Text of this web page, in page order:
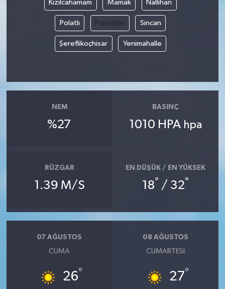
Kızılcahamam Mamak Nallıhan
Polatlı Pursaklar Sincan
Şereflikoçhisar Yenimahalle
NEM
%27
BASINÇ
1010 HPA hpa
RÜZGAR
1.39 M/S
EN DÜŞÜK / EN YÜKSEK
18° / 32°
07 AĞUSTOS
CUMA
26°
08 AĞUSTOS
CUMARTESI
27°